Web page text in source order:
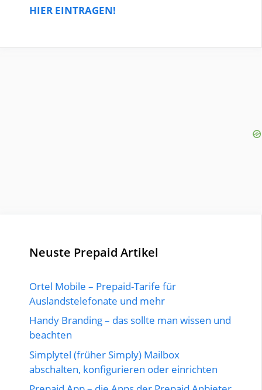
HIER EINTRAGEN!
Neuste Prepaid Artikel
Ortel Mobile – Prepaid-Tarife für
Auslandstelefonate und mehr
Handy Branding – das sollte man wissen und
beachten
Simplytel (früher Simply) Mailbox
abschalten, konfigurieren oder einrichten